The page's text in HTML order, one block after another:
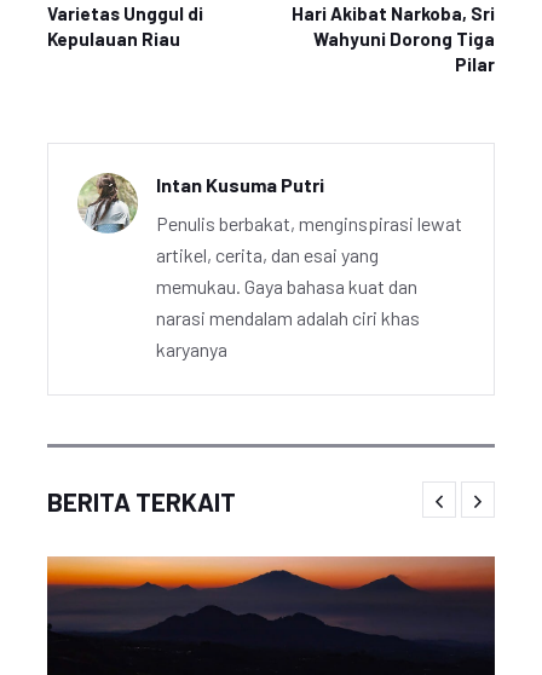
Varietas Unggul di
Kepulauan Riau
Hari Akibat Narkoba, Sri
Wahyuni Dorong Tiga
Pilar
Intan Kusuma Putri
Penulis berbakat, menginspirasi lewat
artikel, cerita, dan esai yang
memukau. Gaya bahasa kuat dan
narasi mendalam adalah ciri khas
karyanya
BERITA TERKAIT